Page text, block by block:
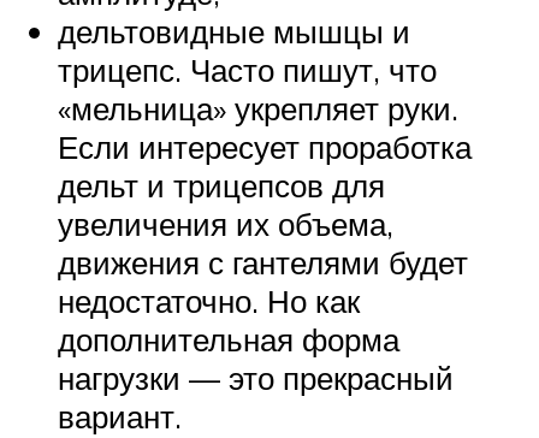
дельтовидные мышцы и
трицепс. Часто пишут, что
«мельница» укрепляет руки.
Если интересует проработка
дельт и трицепсов для
увеличения их объема,
движения с гантелями будет
недостаточно. Но как
дополнительная форма
нагрузки — это прекрасный
вариант.